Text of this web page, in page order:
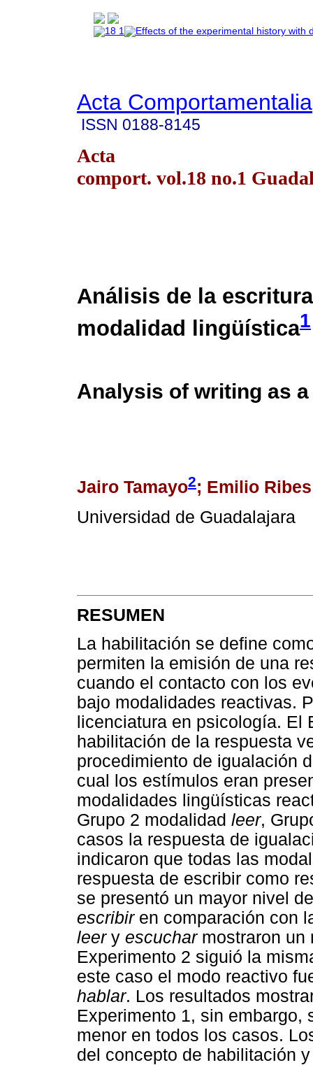
Acta Comportamentalia
ISSN 0188-8145
Acta
comport. vol.18 no.1
Análisis de la
modalidad lingüística1
Analysis of writing as
Jairo Tamayo2; Emilio
Universidad de Guadalajara
RESUMEN
La habilitación se define
permiten la emisión de una
cuando el contacto con los
bajo modalidades reactivas.
licenciatura en psicología. El
habilitación de la respuesta
procedimiento de igualación
cual los estímulos eran
modalidades lingüísticas
Grupo 2 modalidad leer,
casos la respuesta de
indicaron que todas las
respuesta de escribir como
se presentó un mayor nivel
escribiren comparación con
leery escucharmostraron un
Experimento 2 siguió la
este caso el modo reactivo
hablar. Los resultados
Experimento 1, sin embargo,
menor en todos los casos.
del concepto de habilitación